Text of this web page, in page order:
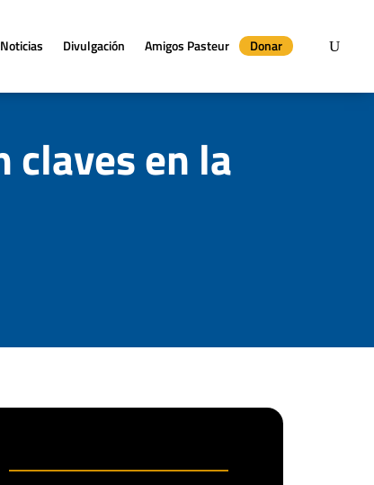
Noticias Divulgación Amigos Pasteur Donar
claves en la